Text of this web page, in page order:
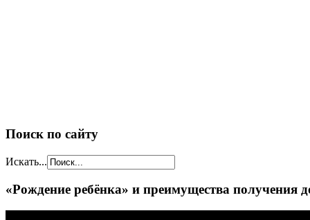
Поиск по сайту
Искать...
«Рождение ребёнка» и преимущества получения